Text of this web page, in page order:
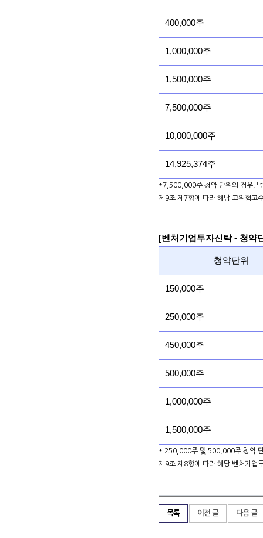
400,000주
1,000,000주
1,500,000주
7,500,000주
10,000,000주
14,925,374주
*7,500,000주 청약 단위의 경우, 「
제9조 제7항에 따라 해당 고위험고
[벤처기업투자신탁 - 청약
청약단위
150,000주
250,000주
450,000주
500,000주
1,000,000주
1,500,000주
* 250,000주 및 500,000주 청약 단
제9조 제8항에 따라 해당 벤처기업
목록 이전 글 다음 글